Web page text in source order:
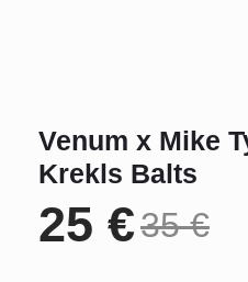
Venum x Mike
Krekls Balts
35€
Original
25 €
Current